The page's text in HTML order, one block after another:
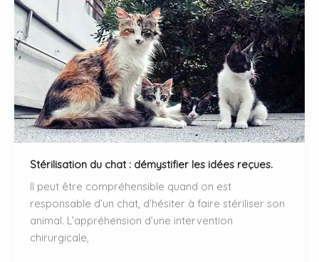
chat
?
Stérilisation du chat : démystifier les idées reçues.
Il peut être compréhensible quand on est
responsable d’un chat, d’hésiter à faire stériliser son
animal. L’appréhension d’une intervention
chirurgicale,